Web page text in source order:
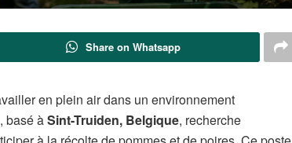
Share on Whatsapp
en plein air dans un environnement
, basé àSint-Truiden, Belgique, recherche